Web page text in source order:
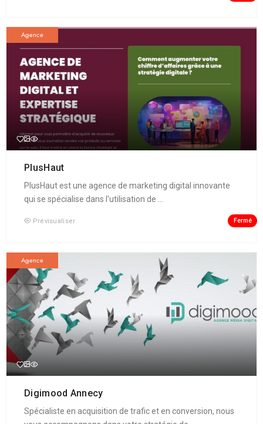
Agence
PlusHaut
PlusHaut est une agence de marketing digital innovante
qui se spécialise dans l'utilisation de ...
Prévisualiser Fermé
Agence
Digimood Annecy
Spécialiste en acquisition de trafic et en conversion, nous